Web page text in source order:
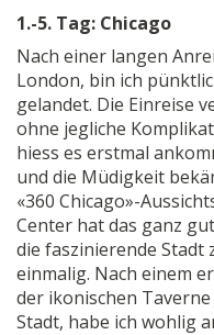
1.-5. Tag: Chicago
Nach einer langen
London, bin ich
gelandet. Die Einreise
ohne jegliche
hiess es erstmal
und die Müdigkeit
«360 Chicago»-
Center hat das ganz
die faszinierende
einmalig. Nach einem
der ikonischen
Stadt, habe ich wohlig